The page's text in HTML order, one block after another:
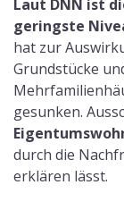
Laut DNN ist
geringste
hat zur
Grundstücke
gesunken.
durch die
erklären lässt.